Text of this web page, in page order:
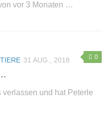
vor 3 Monaten …
0
31 AUG., 2018
und hat Peterle